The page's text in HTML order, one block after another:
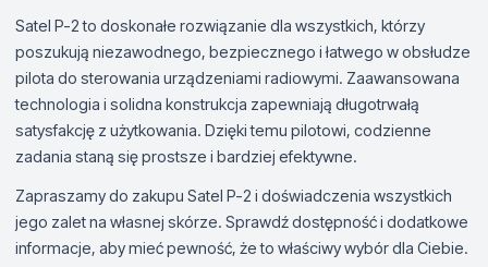
Satel P-2 to doskonałe rozwiązanie dla wszystkich, którzy
poszukują niezawodnego, bezpiecznego i łatwego w obsłudze
pilota do sterowania urządzeniami radiowymi. Zaawansowana
technologia i solidna konstrukcja zapewniają długotrwałą
satysfakcję z użytkowania. Dzięki temu pilotowi, codzienne
zadania staną się prostsze i bardziej efektywne.
Zapraszamy do zakupu Satel P-2 i doświadczenia wszystkich
jego zalet na własnej skórze. Sprawdź dostępność i dodatkowe
informacje, aby mieć pewność, że to właściwy wybór dla Ciebie.